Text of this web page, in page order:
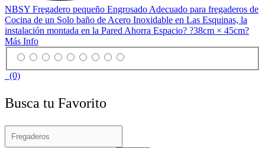
NBSY Fregadero pequeño Engrosado Adecuado para fregaderos de
Cocina de un Solo baño de Acero Inoxidable en Las Esquinas, la
instalación montada en la Pared Ahorra Espacio? ?38cm × 45cm?
Más Info
(0)
Busca tu Favorito